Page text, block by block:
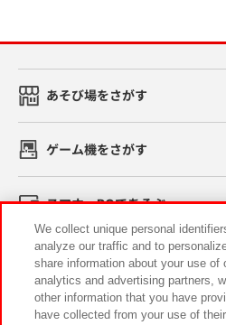
あそび場をさがす
ゲーム機をさがす
スマホ・PCであそぶ
イベント・キャンペーン
We collect unique personal
analyze our traffic and to
share information about your use of
analytics and advertising partners,
other information that you have
have collected from your use of